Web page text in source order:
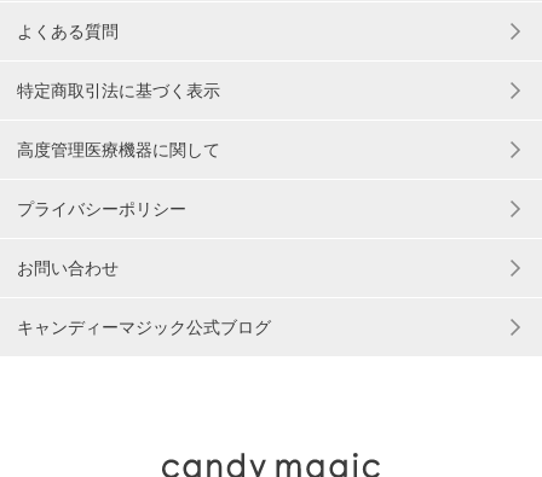
よくある質問
特定商取引法に基づく表示
高度管理医療機器に関して
プライバシーポリシー
お問い合わせ
キャンディーマジック公式ブログ